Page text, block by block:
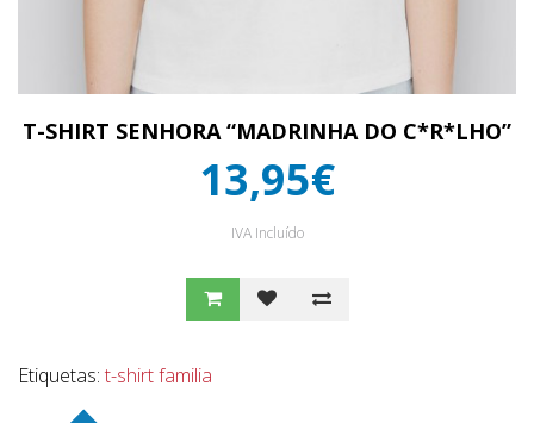
T-SHIRT SENHORA “MADRINHA DO C*R*LHO”
13,95€
IVA Incluído
Etiquetas: t-shirt familia